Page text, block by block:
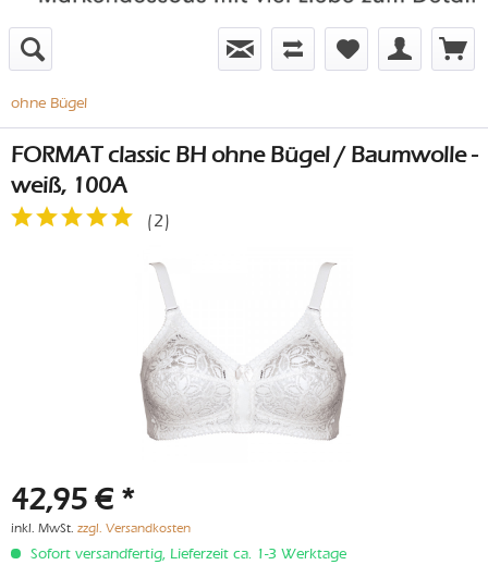
ohne Bügel
FORMAT classic BH ohne Bügel / Baumwolle -
weiß, 100A
(2)
42,95 € *
inkl. MwSt. zzgl. Versandkosten
Sofort versandfertig, Lieferzeit ca. 1-3 Werktage